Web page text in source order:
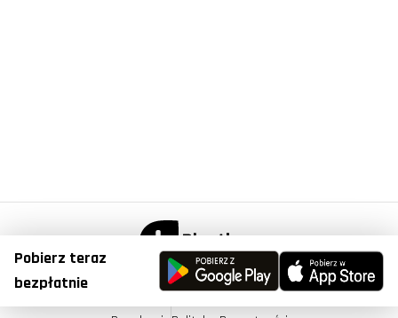
Pobierz teraz
bezpłatnie© Copyright 2023, Plantis . All Right Reserved.